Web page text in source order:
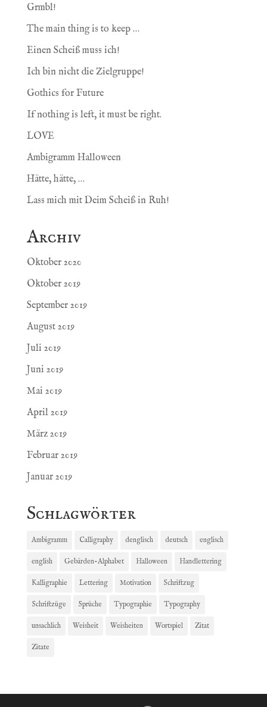
Grmbl!
The main thing is to keep …
Einen Scheiß muss ich!
Ich bin nicht die Zielgruppe!
Gothics for Future
If nothing is left, it must be right.
LOVE
Ambigramm Halloween
Hätte, hätte, …
Lass mich mit Deim Scheiß in Ruh!
Archiv
Oktober 2020
Oktober 2019
September 2019
August 2019
Juli 2019
Juni 2019
Mai 2019
April 2019
März 2019
Februar 2019
Januar 2019
Schlagwörter
Ambigramm Calligraphy denglisch deutsch englisch
english Gebärden-Alphabet Halloween Handlettering
Kalligraphie Lettering Motivation Schriftzug
Schriftzüge Sprüche Typographie Typography
unsachlich Weisheit Weisheiten Wortspiel Zitat
Zitate